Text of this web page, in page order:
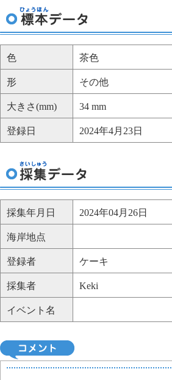
色 茶色
形 その他
大きさ(mm) 34 mm
登録日 2024年4月23日
採集年月日 2024年04月26日
海岸地点
登録者 ケーキ
採集者 Keki
イベント名